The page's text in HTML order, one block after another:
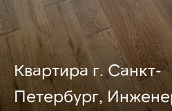
Квартира г. Санкт-
Петербург,